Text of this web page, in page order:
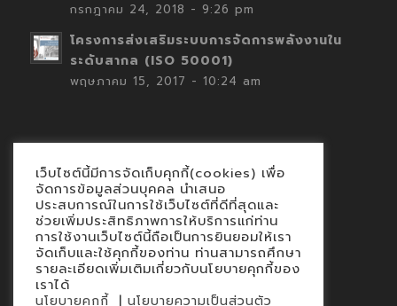
กรกฎาคม 24, 2018 - 9:26 pm
โครงการส่งเสริมระบบการจัดการพลังงานใน
ระดับสากล (ISO 50001)
พฤษภาคม 15, 2017 - 10:24 am
Contact
นโยบายคุกกี้
นโยบายข้อมูลส่วนบุคคล
เว็บไซต์นี้มีการจัดเก็บคุกกี้(cookies) เพื่อ
จัดการข้อมูลส่วนบุคคล นำเสนอ
ประสบการณ์ในการใช้เว็บไซต์ที่ดีที่สุดและ
ช่วยเพิ่มประสิทธิภาพการให้บริการแก่ท่าน
การใช้งานเว็บไซต์นี้ถือเป็นการยินยอมให้เรา
จัดเก็บและใช้คุกกี้ของท่าน ท่านสามารถศึกษา
รายละเอียดเพิ่มเติมเกี่ยวกับนโยบายคุกกี้ของ
เราได้
นโยบายคุกกี้ | นโยบายความเป็นส่วนตัว